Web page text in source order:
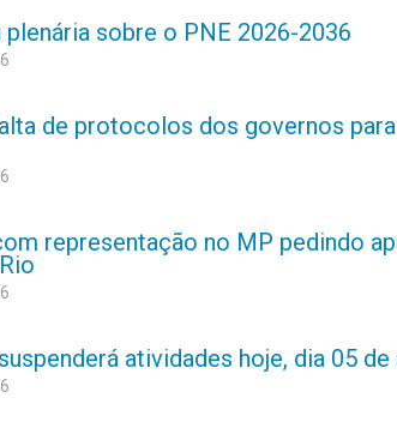
sobre o PNE 2026-2036
de protocolos dos governos
representação no MP pedindo
atividades hoje, dia 05